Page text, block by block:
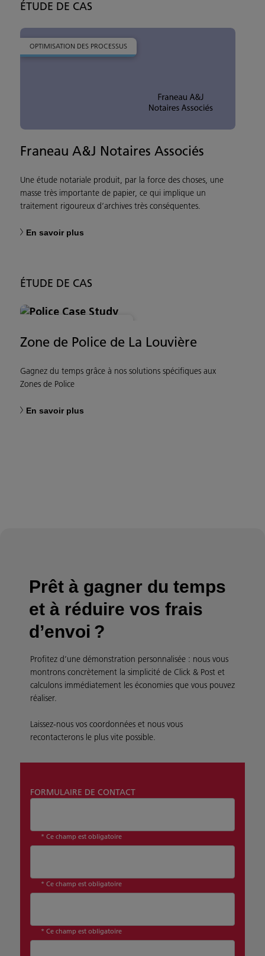
ÉTUDE DE CAS
OPTIMISATION DES PROCESSUS
Franeau A&J Notaires Associés
Une étude notariale produit, par la force des choses, une
masse très importante de papier, ce qui implique un
traitement rigoureux d’archives très conséquentes.
En savoir plus
ÉTUDE DE CAS
Zone de Police de La Louvière
Gagnez du temps grâce à nos solutions spécifiques aux
Zones de Police
En savoir plus
Prêt à gagner du temps
et à réduire vos frais
d’envoi ?
Profitez d’une démonstration personnalisée : nous vous
montrons concrètement la simplicité de Click & Post et
calculons immédiatement les économies que vous pouvez
réaliser.
Laissez-nous vos coordonnées et nous vous
recontacterons le plus vite possible.
FORMULAIRE DE CONTACT
* Ce champ est obligatoire
* Ce champ est obligatoire
* Ce champ est obligatoire